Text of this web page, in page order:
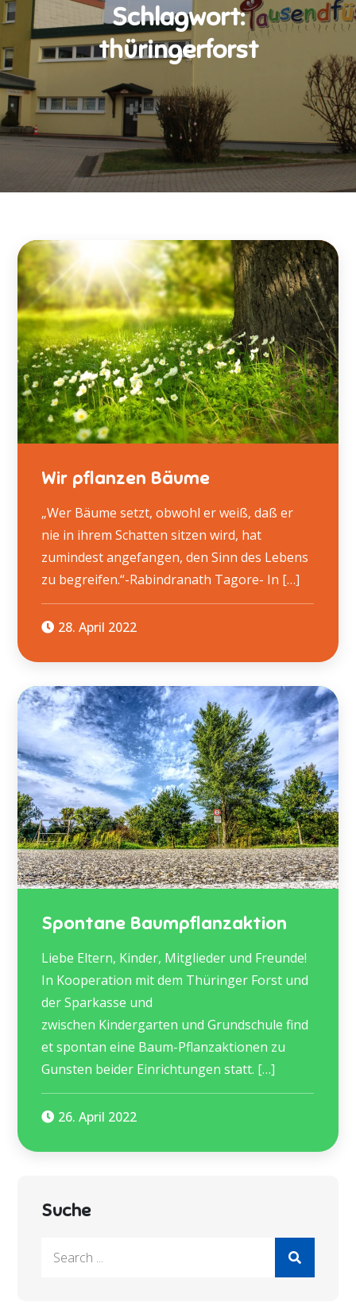
Schlagwort:
thüringerforst
Wir pflanzen Bäume
„Wer Bäume setzt, obwohl er weiß, daß er
nie in ihrem Schatten sitzen wird, hat
zumindest angefangen, den Sinn des Lebens
zu begreifen.“-Rabindranath Tagore- In […]
28. April 2022
Spontane Baumpflanzaktion
Liebe Eltern, Kinder, Mitglieder und Freunde!
In Kooperation mit dem Thüringer Forst und
der Sparkasse und
zwischen Kindergarten und Grundschule find
et spontan eine Baum-Pflanzaktionen zu
Gunsten beider Einrichtungen statt. […]
26. April 2022
Suche